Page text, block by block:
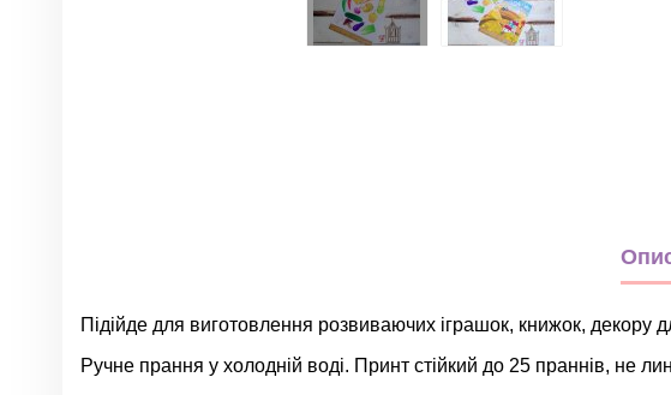
Підійде для виготовлення розвиваючих іграшок, книжок, декору
Ручне прання у холодній воді. Принт стійкий до 25 праннів, не